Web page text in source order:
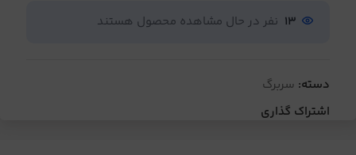
13 نفر در حال مشاهده محصول هستند
دسته: سربرگ
اشتراک گذاری